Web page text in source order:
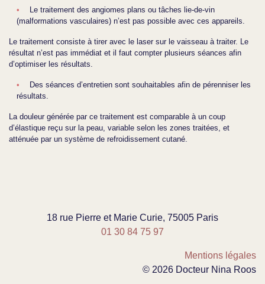
Le traitement des angiomes plans ou tâches lie-de-vin
(malformations vasculaires) n’est pas possible avec ces appareils.
Le traitement consiste à tirer avec le laser sur le vaisseau à traiter. Le
résultat n’est pas immédiat et il faut compter plusieurs séances afin
d’optimiser les résultats.
Des séances d’entretien sont souhaitables afin de pérenniser les
résultats.
La douleur générée par ce traitement est comparable à un coup
d’élastique reçu sur la peau, variable selon les zones traitées, et
atténuée par un système de refroidissement cutané.
18 rue Pierre et Marie Curie, 75005 Paris
01 30 84 75 97
Mentions légales
© 2026 Docteur Nina Roos